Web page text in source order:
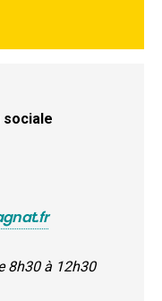
sociale
8h30 à 12h30